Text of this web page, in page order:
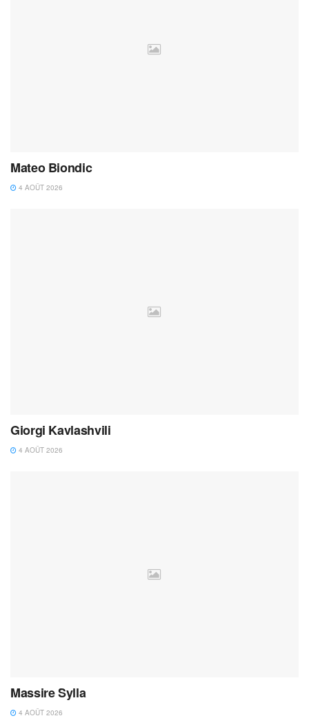
Mateo Biondic
4 AOÛT 2026
Giorgi Kavlashvili
4 AOÛT 2026
Massire Sylla
4 AOÛT 2026